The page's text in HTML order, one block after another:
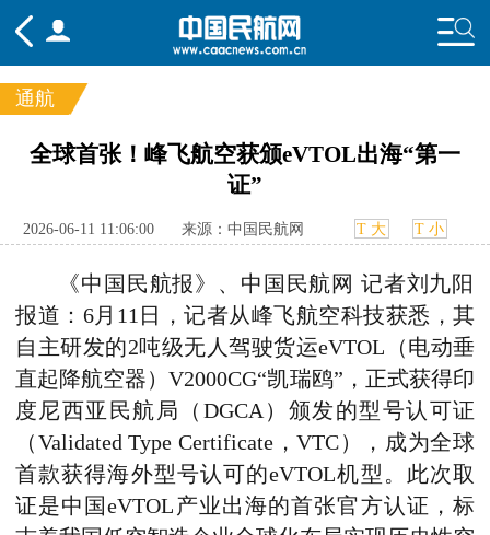
频道
国内
航图 智库 专题 舆情
通航
全球首张！峰飞航空获颁eVTOL出海“第一
证”
2026-06-11 11:06:00 来源：中国民航网 T 大 T 小
《中国民航报》、中国民航网 记者刘九阳
报道：6月11日，记者从峰飞航空科技获悉，其
自主研发的2吨级无人驾驶货运eVTOL（电动垂
直起降航空器）V2000CG“凯瑞鸥”，正式获得印
度尼西亚民航局（DGCA）颁发的型号认可证
（Validated Type Certificate，VTC），成为全球
首款获得海外型号认可的eVTOL机型。此次取
证是中国eVTOL产业出海的首张官方认证，标